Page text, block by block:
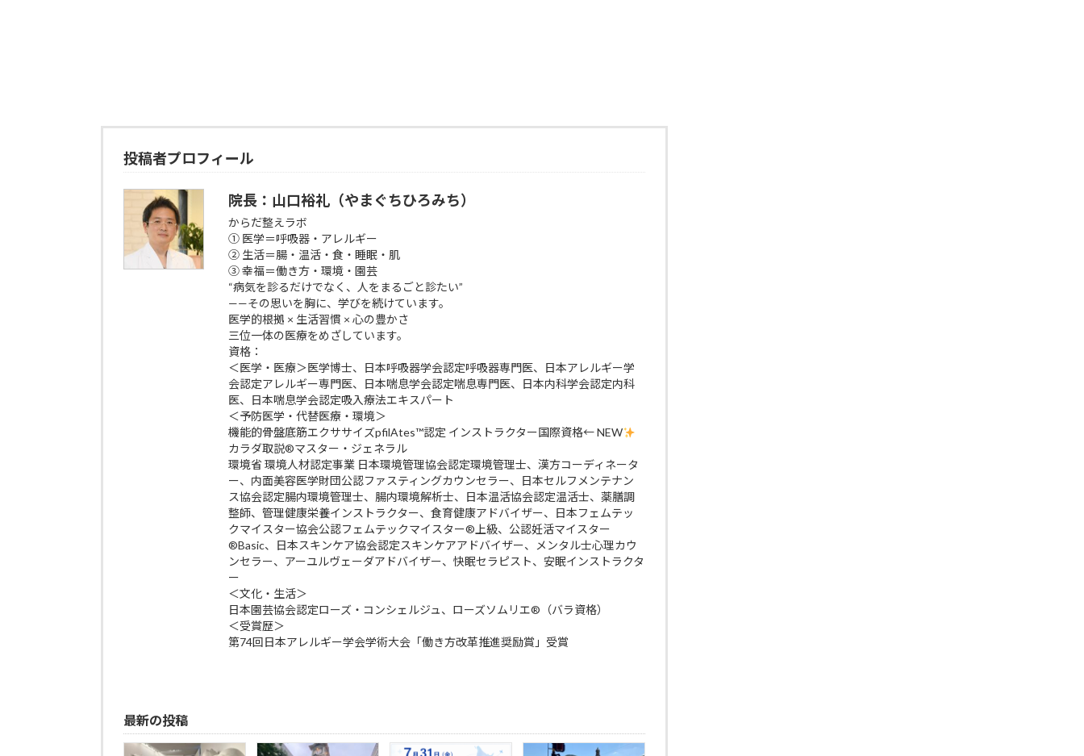
投稿者プロフィール
院長：山口裕礼（やまぐちひろみち）
からだ整えラボ
① 医学＝呼吸器・アレルギー
② 生活＝腸・温活・食・睡眠・肌
③ 幸福＝働き方・環境・園芸
“病気を診るだけでなく、人をまるごと診たい”
——その思いを胸に、学びを続けています。
医学的根拠 × 生活習慣 × 心の豊かさ
三位一体の医療をめざしています。
資格：
＜医学・医療＞医学博士、日本呼吸器学会認定呼吸器専門医、日本アレルギー学
会認定アレルギー専門医、日本喘息学会認定喘息専門医、日本内科学会認定内科
医、日本喘息学会認定吸入療法エキスパート
＜予防医学・代替医療・環境＞
機能的骨盤底筋エクササイズpfilAtes™認定 インストラクター国際資格← NEW
カラダ取説®マスター・ジェネラル
環境省 環境人材認定事業 日本環境管理協会認定環境管理士、漢方コーディネータ
ー、内面美容医学財団公認ファスティングカウンセラー、日本セルフメンテナン
ス協会認定腸内環境管理士、腸内環境解析士、日本温活協会認定温活士、薬膳調
整師、管理健康栄養インストラクター、食育健康アドバイザー、日本フェムテッ
クマイスター協会公認フェムテックマイスター®上級、公認妊活マイスター
®Basic、日本スキンケア協会認定スキンケアアドバイザー、メンタル士心理カウ
ンセラー、アーユルヴェーダアドバイザー、快眠セラピスト、安眠インストラクタ
ー
＜文化・生活＞
日本園芸協会認定ローズ・コンシェルジュ、ローズソムリエ®（バラ資格）
＜受賞歴＞
第74回日本アレルギー学会学術大会「働き方改革推進奨励賞」受賞
最新の投稿